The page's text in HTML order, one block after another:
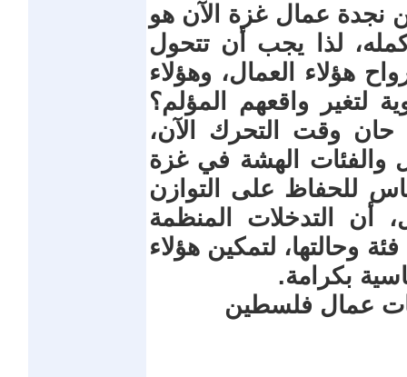
عمال غزة الآن هو
لذا يجب أن تتحول
هؤلاء العمال، وهؤلاء
لتغير واقعهم المؤلم؟
وقت التحرك الآن،
والفئات الهشة في غزة
للحفاظ على التوازن
أن التدخلات المنظمة
وحالتها، لتمكين هؤلاء
بكرامة.
عمال فلسطين